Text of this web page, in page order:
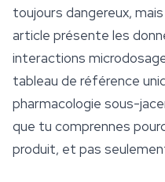
toujours dangereux,
article présente les
interactions
tableau de référence
pharmacologie sous-
que tu comprennes
produit, et pas